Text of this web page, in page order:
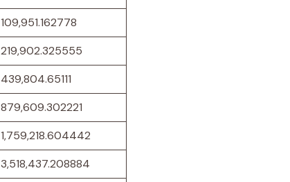
109,951.162778
219,902.325555
439,804.65111
879,609.302221
1,759,218.604442
3,518,437.208884